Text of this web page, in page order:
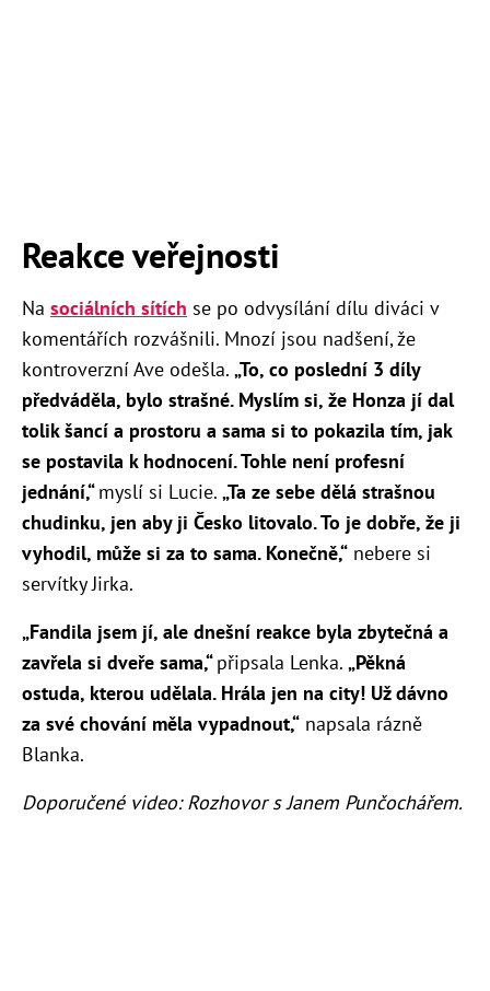
Reakce veřejnosti
Na sociálních sítích se po odvysílání dílu diváci v
komentářích rozvášnili. Mnozí jsou nadšení, že
kontroverzní Ave odešla. „To, co poslední 3 díly
předváděla, bylo strašné. Myslím si, že Honza jí dal
tolik šancí a prostoru a sama si to pokazila tím, jak
se postavila k hodnocení. Tohle není profesní
jednání,“myslí si Lucie. „Ta ze sebe dělá strašnou
chudinku, jen aby ji Česko litovalo. To je dobře, že ji
vyhodil, může si za to sama. Konečně,“ nebere si
servítky Jirka.
„Fandila jsem jí, ale dnešní reakce byla zbytečná a
zavřela si dveře sama,“připsala Lenka. „Pěkná
ostuda, kterou udělala. Hrála jen na city! Už dávno
za své chování měla vypadnout,“ napsala rázně
Blanka.
Doporučené video: Rozhovor s Janem Punčochářem.